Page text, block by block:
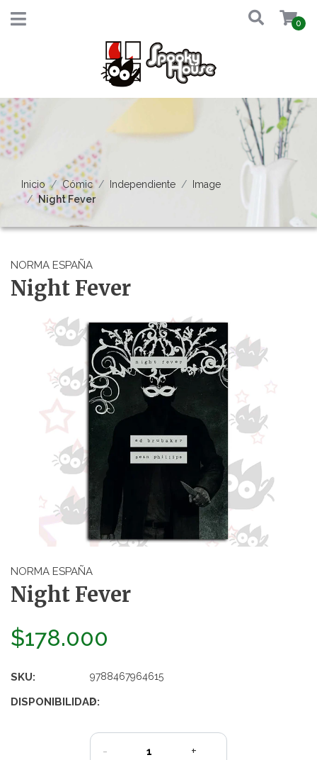
0
Inicio Cómic Independiente
Image
Night Fever
NORMA ESPAÑA
Night Fever
NORMA ESPAÑA
Night Fever
$178.000
SKU: 9788467964615
DISPONIBILIDAD:
2
- +